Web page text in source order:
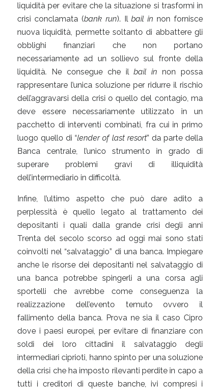
liquidità per evitare che la situazione si trasformi in
crisi conclamata (bank run). Ilbail in non fornisce
nuova liquidità, permette soltanto di abbattere gli
obblighi finanziari che non portano
necessariamente ad un sollievo sul fronte della
liquidità. Ne consegue che ilbail in non possa
rappresentare l’unica soluzione per ridurre il rischio
dell’aggravarsi della crisi o quello del contagio, ma
deve essere necessariamente utilizzato in un
pacchetto di interventi combinati, fra cui in primo
luogo quello di “lender of last resort” da parte della
Banca centrale, l’unico strumento in grado di
superare problemi gravi di illiquidità
dell’intermediario in difficoltà.
Infine, l’ultimo aspetto che può dare adito a
perplessità è quello legato al trattamento dei
depositanti i quali dalla grande crisi degli anni
Trenta del secolo scorso ad oggi mai sono stati
coinvolti nel “salvataggio” di una banca. Impiegare
anche le risorse dei depositanti nel salvataggio di
una banca potrebbe spingerli a una corsa agli
sportelli che avrebbe come conseguenza la
realizzazione dell’evento temuto ovvero il
fallimento della banca. Prova ne sia il caso Cipro
dove i paesi europei, per evitare di finanziare con
soldi dei loro cittadini il salvataggio degli
intermediari ciprioti, hanno spinto per una soluzione
della crisi che ha imposto rilevanti perdite in capo a
tutti i creditori di queste banche, ivi compresi i